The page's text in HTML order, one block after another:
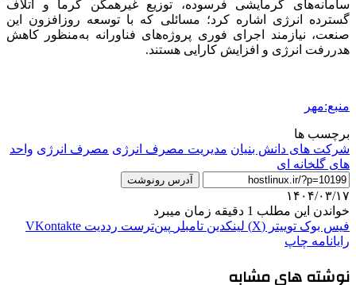
سامانه‌های گرمایشی فرسوده، توزیع غیرهمگن گرما و اتلاف
گسترده انرژی اشاره کرد؛ مسائلی که با توسعه روزافزون این
صنعت، نیازمند اجرای فوری پروژه‌های فناورانه به‌منظور کاهش
هدررفت انرژی و افزایش کارایی هستند.
منبع:مهر
برچسب ها
شرکت های دانش بنیان مدیریت مصرف انرژی مصرف انرژی واحد
های گلخانه ای
آدرس رونوشت
۱۴۰۴/۰۳/۱۷
خواندن این مطلب 1 دقیقه زمان میبرد
فیس بوک توییتر (X) لینکدین ‫تامبلر ‫پین‌ترست ‫رددیت ‫VKontakte
رایانامه چاپ
نوشته های مشابه